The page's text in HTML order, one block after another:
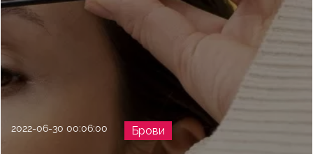
2022-06-30 00:06:00 Брови